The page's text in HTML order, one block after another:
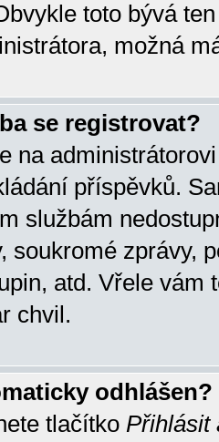
toto bývá
možná
se registrovat?
na
příspěvků.
službám
soukromé zprávy,
atd. Vřele vám
chvil.
odhlášen?
tlačítko Přihlásit